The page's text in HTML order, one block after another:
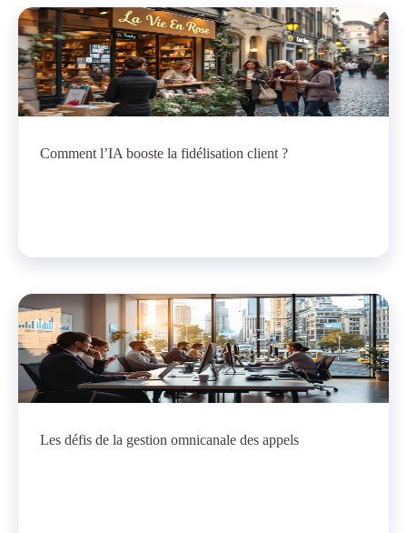
Comment l’IA booste la fidélisation client ?
Les défis de la gestion omnicanale des appels